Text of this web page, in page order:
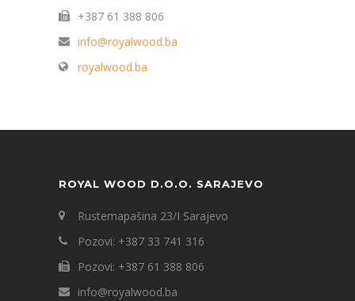
+387 61 388 806
info@royalwood.ba
royalwood.ba
ROYAL WOOD D.O.O. SARAJEVO
Rustemapašina 23/I Sarajevo
Pozovi: +387 33 741 316
Pozovi: +387 61 388 806
info@royalwood.ba